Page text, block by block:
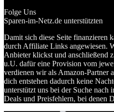
Folge Uns
Sparen-im-Netz.de unterstützten
Damit sich diese Seite finanzieren
durch Affiliate Links angewiesen.
Anbieter klickst und anschließend
u.U. dafür eine Provision vom
verdienen wir als Amazon-Partner
dich entstehen dadurch keine
unterstützt uns bei der Suche nach
Deals und Preisfehlern, bei denen